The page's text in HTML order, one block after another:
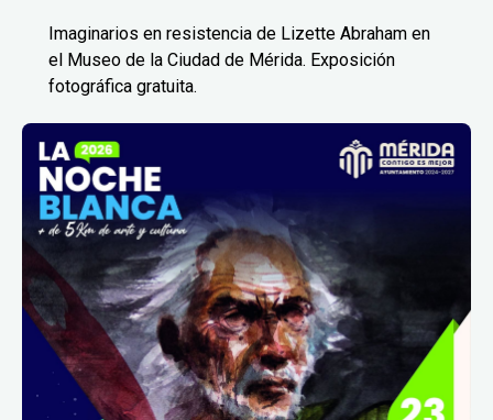
Imaginarios en resistencia de Lizette Abraham en
el Museo de la Ciudad de Mérida. Exposición
fotográfica gratuita.